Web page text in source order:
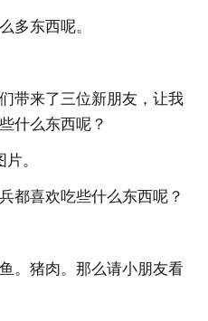
多东西呢。
带来了三位新朋友，让我
什么东西呢？
。
都喜欢吃些什么东西呢？
。猪肉。那么请小朋友看